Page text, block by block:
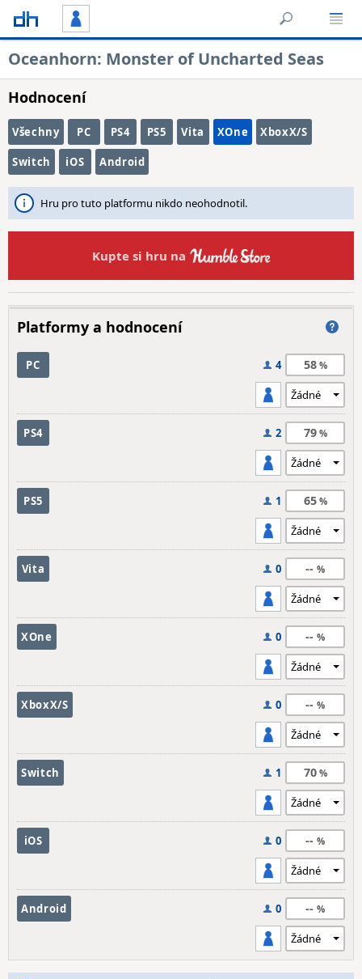
Oceanhorn: Monster of Uncharted Seas
Hodnocení
Všechny PC PS4 PS5 Vita XOne XboxX/S
Switch iOS Android
Hru pro tuto platformu nikdo neohodnotil.
Kupte si hru na
Platformy a hodnocení
PC 4 58
PS4 2 79
PS5 1 65
Vita 0 --
XOne 0 --
XboxX/S 0 --
Switch 1 70
iOS 0 --
Android 0 --